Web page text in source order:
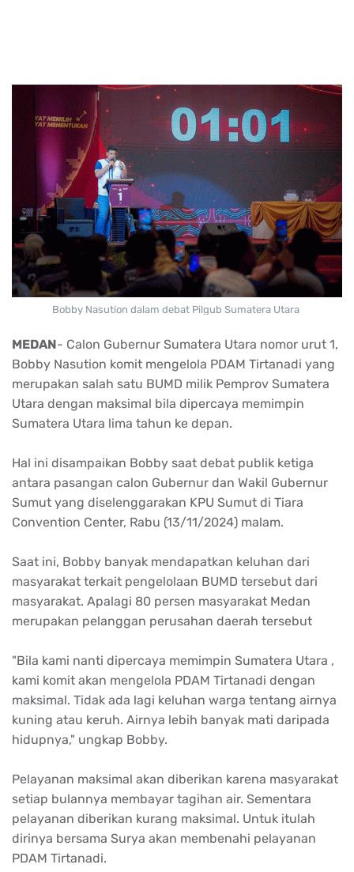
Bobby Nasution dalam debat Pilgub Sumatera Utara
MEDAN- Calon Gubernur Sumatera Utara nomor urut 1,
Bobby Nasution komit mengelola PDAM Tirtanadi yang
merupakan salah satu BUMD milik Pemprov Sumatera
Utara dengan maksimal bila dipercaya memimpin
Sumatera Utara lima tahun ke depan.
Hal ini disampaikan Bobby saat debat publik ketiga
antara pasangan calon Gubernur dan Wakil Gubernur
Sumut yang diselenggarakan KPU Sumut di Tiara
Convention Center, Rabu (13/11/2024) malam.
Saat ini, Bobby banyak mendapatkan keluhan dari
masyarakat terkait pengelolaan BUMD tersebut dari
masyarakat. Apalagi 80 persen masyarakat Medan
merupakan pelanggan perusahan daerah tersebut
"Bila kami nanti dipercaya memimpin Sumatera Utara ,
kami komit akan mengelola PDAM Tirtanadi dengan
maksimal. Tidak ada lagi keluhan warga tentang airnya
kuning atau keruh. Airnya lebih banyak mati daripada
hidupnya," ungkap Bobby.
Pelayanan maksimal akan diberikan karena masyarakat
setiap bulannya membayar tagihan air. Sementara
pelayanan diberikan kurang maksimal. Untuk itulah
dirinya bersama Surya akan membenahi pelayanan
PDAM Tirtanadi.